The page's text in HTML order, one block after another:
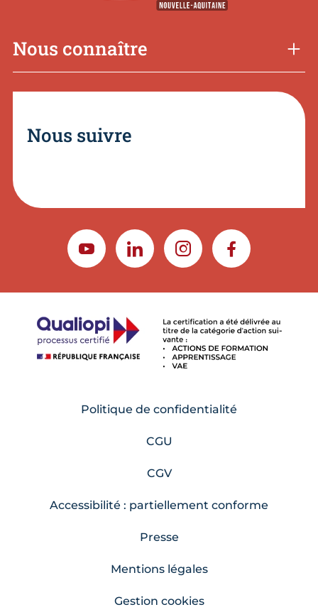
Nous connaître
Nous suivre
YOUTUBELINKEDININSTAGRAMFACEBOOK
Politique de confidentialité
CGU
CGV
Accessibilité : partiellement conforme
Presse
Mentions légales
Gestion cookies